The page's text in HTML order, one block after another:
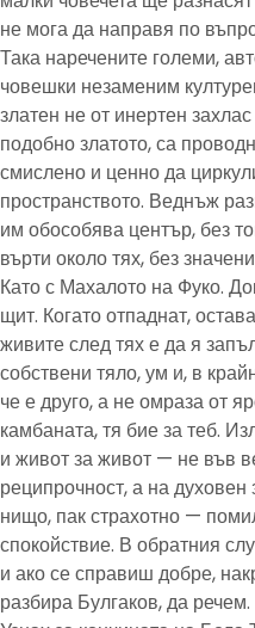
не мога да направя по
Така наречените големи,
човешки незаменим
златен не от инертен
подобно златото, са
смислено и ценно да
пространството. Веднъж
им обособява център, без
върти около тях, без
Като с Махалото на Фуко.
щит. Когато отпаднат,
живите след тях е да я
собствени тяло, ум и, в
че е друго, а не омраза от
камбаната, тя бие за теб.
и живот за живот — не във
реципрочност, а на духовен
нищо, пак страхотно —
спокойствие. В обратния
и ако се справиш добре,
разбира Булгаков, да речем.